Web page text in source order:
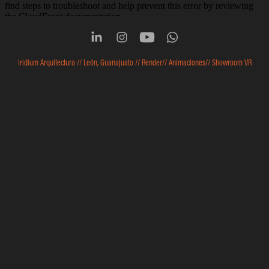
Iridium Arquitectura // León, Guanajuato // Render// Animaciones// Showroom VR